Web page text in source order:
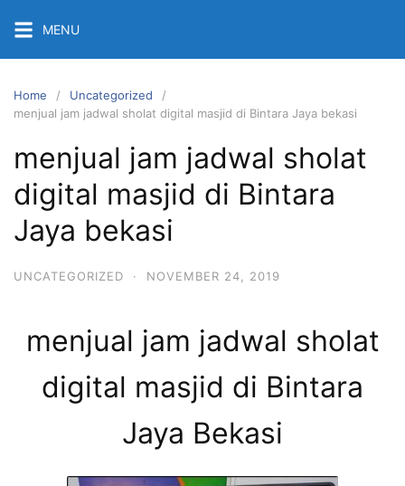
content
MENU
Home
Uncategorized
menjual jam jadwal sholat digital masjid di Bintara Jaya bekasi
menjual jam jadwal sholat
digital masjid di Bintara
Jaya bekasi
UNCATEGORIZED · NOVEMBER 24, 2019
menjual jam jadwal sholat
digital masjid di Bintara
Jaya Bekasi